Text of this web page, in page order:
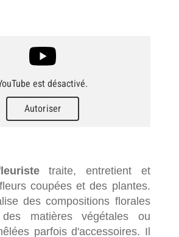
est désactivé.
Autoriser
traite, entretient et
coupées et des plantes.
des compositions florales
matières végétales ou
parfois d'accessoires. Il